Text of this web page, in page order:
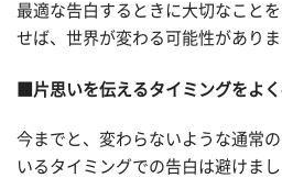
最適な告白するときに大切なこと
せば、世界が変わる可能性がありま
■片思いを伝えるタイミングをよ
今までと、変わらないような通常
いるタイミングでの告白は避けま